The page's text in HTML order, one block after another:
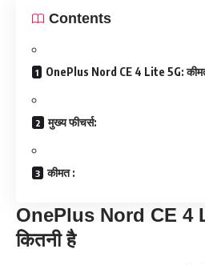
Contents
OnePlus Nord CE 4 Lite 5G:
मुख्य फीचर्स:
कीमत :
OnePlus Nord CE 4
कितनी है